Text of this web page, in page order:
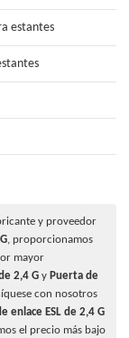
estantes
y proveedor
, proporcionamos
mayor
2,4 G y Puerta de
con nosotros
enlace ESL de 2,4 G
el precio más bajo